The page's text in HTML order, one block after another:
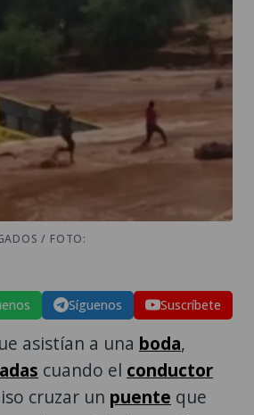
/ FOTO:
Síguenos Suscríbete
asistían a una boda,
cuando el conductor
cruzar un puente que